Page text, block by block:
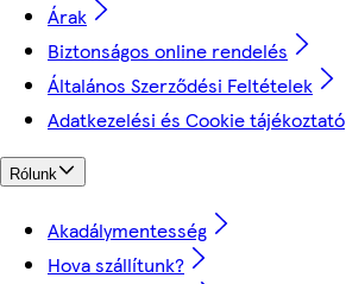
Árak
Biztonságos online rendelés
Általános Szerződési Feltételek
Adatkezelési és Cookie tájékoztató
Rólunk
Akadálymentesség
Hova szállítunk?